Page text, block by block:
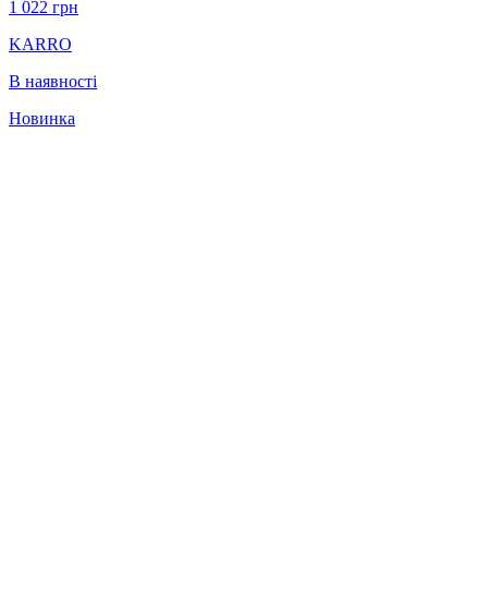
1 022 грн
KARRO
В наявності
Новинка